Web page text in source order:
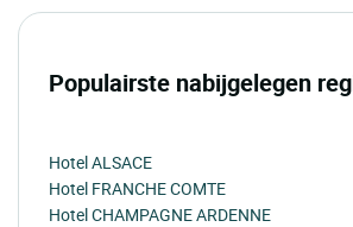
Populairste nabijgelegen
Hotel ALSACE
Hotel FRANCHE COMTE
Hotel CHAMPAGNE ARDENNE